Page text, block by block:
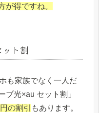
が得ですね。
ト割
も家族でなく一人だ
ブ光×au セット割」
の割引 もあります。